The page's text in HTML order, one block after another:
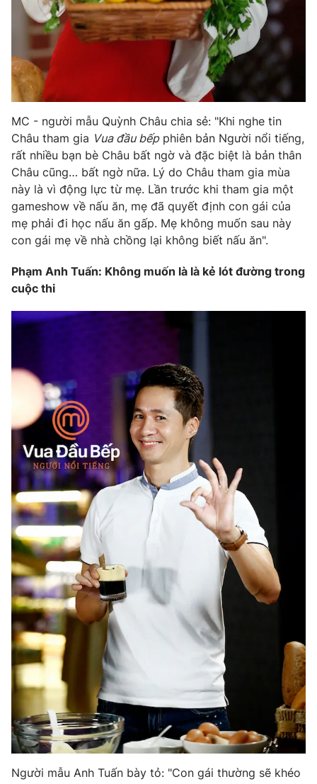
® Cấm sao chép dưới mọi hình thức nếu không có sự chấp
thuận bằng văn bản. Ghi rõ nguồn VTV.vn khi phát hành lại
thông tin từ website này.
MC - người mẫu Quỳnh Châu chia sẻ: "Khi nghe tin
Châu tham gia Vua đầu bếpphiên bản Người nổi tiếng,
rất nhiều bạn bè Châu bất ngờ và đặc biệt là bản thân
Châu cũng… bất ngờ nữa. Lý do Châu tham gia mùa
này là vì động lực từ mẹ. Lần trước khi tham gia một
gameshow về nấu ăn, mẹ đã quyết định con gái của
mẹ phải đi học nấu ăn gấp. Mẹ không muốn sau này
con gái mẹ về nhà chồng lại không biết nấu ăn".
Phạm Anh Tuấn: Không muốn là là kẻ lót đường trong
cuộc thi
Người mẫu Anh Tuấn bày tỏ: "Con gái thường sẽ khéo